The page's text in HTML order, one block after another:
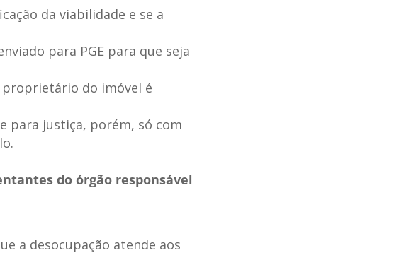
da viabilidade e se a
para PGE para que seja
proprietário do imóvel é
para justiça, porém, só com
do órgão responsável
a desocupação atende aos